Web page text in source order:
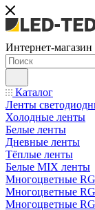
Интернет-магазин
Каталог
Ленты
Холодные ленты
Белые ленты
Дневные ленты
Тёплые ленты
Белые MIX ленты
Многоцветные
Многоцветные
Многоцветные